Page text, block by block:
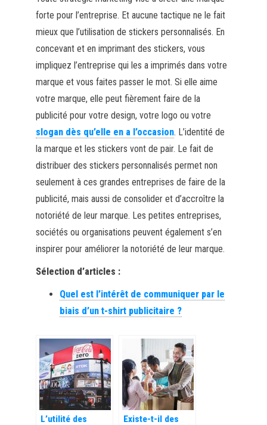
forte pour l’entreprise. Et aucune tactique ne le fait
mieux que l’utilisation de stickers personnalisés. En
concevant et en imprimant des stickers, vous
impliquez l’entreprise qui les a imprimés dans votre
marque et vous faites passer le mot. Si elle aime
votre marque, elle peut fièrement faire de la
publicité pour votre design, votre logo ou votre
slogan dès qu’elle en a l’occasion. L’identité de
la marque et les stickers vont de pair. Le fait de
distribuer des stickers personnalisés permet non
seulement à ces grandes entreprises de faire de la
publicité, mais aussi de consolider et d’accroître la
notoriété de leur marque. Les petites entreprises,
sociétés ou organisations peuvent également s’en
inspirer pour améliorer la notoriété de leur marque.
Sélection d’articles :
Quel est l’intérêt de communiquer par le
biais d’un t-shirt publicitaire ?
L’utilité des
Existe-t-il des